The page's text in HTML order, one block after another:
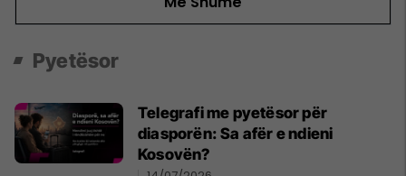
Pyetësor
Telegrafi me pyetësor për
diasporën: Sa afër e ndieni
Kosovën?